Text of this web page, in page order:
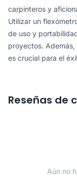
carpinteros y
Utilizar un
de uso y
proyectos.
es crucial para el
Reseñas de
Aún no